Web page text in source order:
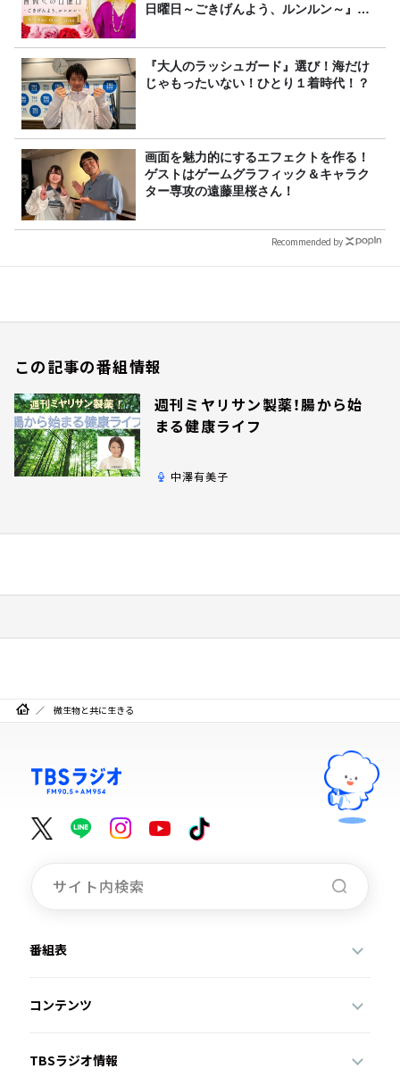
日曜日～ごきげんよう、ルンルン～』
『大人のラッシュガード』選び！海だけ
じゃもったいない！ひとり１着時代！？
画面を魅力的にするエフェクトを作る！
ゲストはゲームグラフィック＆キャラク
ター専攻の遠藤里桜さん！
Recommended by
この記事の番組情報
週刊ミヤリサン製薬！腸から始
まる健康ライフ
中澤有美子
微生物と共に生きる
番組表
コンテンツ
TBSラジオ情報